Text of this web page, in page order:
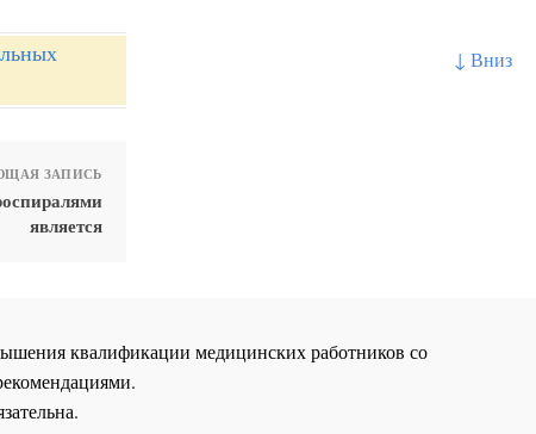
↓ Вниз
ЗАПИСЬ
является
квалификации медицинских работников со